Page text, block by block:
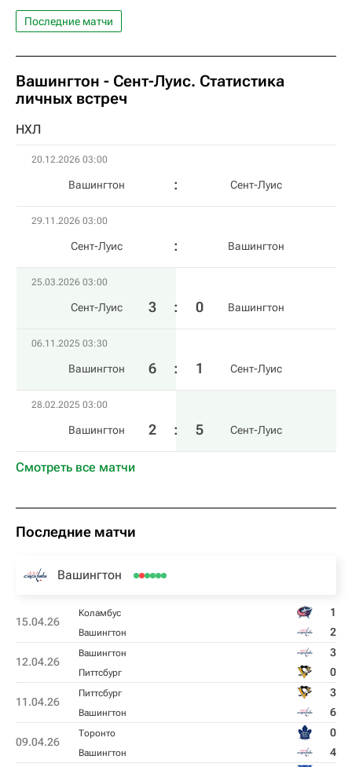
Последние матчи
Вашингтон - Сент-Луис. Статистика
личных встреч
НХЛ
20.12.2026 03:00
Вашингтон Сент-Луис
29.11.2026 03:00
Сент-Луис Вашингтон
25.03.2026 03:00
Сент-Луис 3 : 0 Вашингтон
06.11.2025 03:30
Вашингтон 6 : 1 Сент-Луис
28.02.2025 03:00
Вашингтон 2 : 5 Сент-Луис
Смотреть все матчи
Последние матчи
Вашингтон
15.04.26
Коламбус 1
Вашингтон 2
12.04.26
Вашингтон 3
Питтсбург 0
11.04.26
Питтсбург 3
Вашингтон 6
09.04.26
Торонто 0
Вашингтон 4